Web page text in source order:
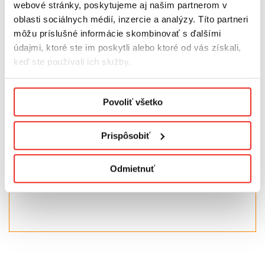
webové stránky, poskytujeme aj našim partnerom v
oblasti sociálnych médií, inzercie a analýzy. Títo partneri
môžu príslušné informácie skombinovať s ďalšími
údajmi, ktoré ste im poskytli alebo ktoré od vás získali,
keď ste používali ich služby.
Podmienky ochrany osobných údajov.
Povoliť všetko
Prispôsobiť
Odmietnuť
Pred nalepením rolety na okno povrch odmastíme, aby
sa zlepšila priľnavosťprvkov k oknu,odmasťovacie
utierkysú na tento účel ako stvorené a dajú sa zakúpiť
tu: LINK
V prípade okien s vetračkami alebo pri neotvárajúcich
oknách obsahuje sada príslušenstvo umožňujúce
inštaláciu rolety (túto možnosť prosím označte v
Produkt bude prispôsobený podľa požiadaviek
zákazníka. Je vyrábaný individuálne, na mieru.